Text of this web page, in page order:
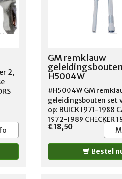
2,
GM remklauw
geleidingsbouten
H5004W
#H5004W GM
geleidingsbouten set
op: BUICK 1971-1988
1972-1989 CHECKER
CHEVROLET 1968-
1971-2003 ISUZU
JEEP 1974-1991
1971-1997 PONTIAC
€ 18,50
Bestel